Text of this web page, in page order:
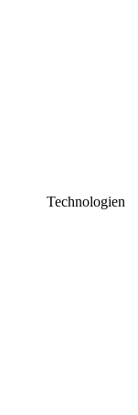
Technologien